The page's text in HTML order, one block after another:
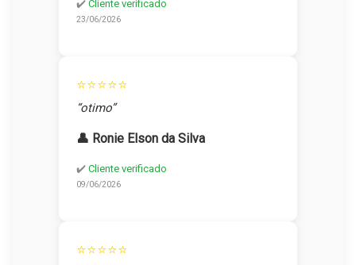
✔️ Cliente verificado
23/06/2026
⭐⭐⭐⭐⭐
“otimo”
👤 Ronie Elson da Silva
✔️ Cliente verificado
09/06/2026
⭐⭐⭐⭐⭐